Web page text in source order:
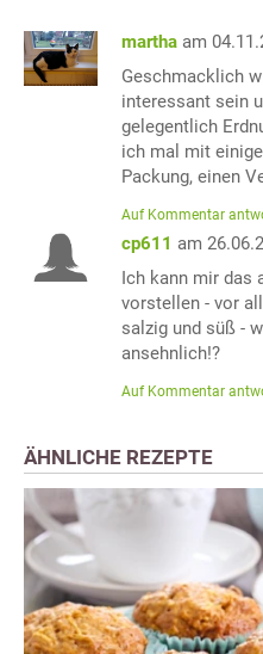
martha am
Geschmacklich
interessant sein
gelegentlich
ich mal mit
Packung, einen
Auf Kommentar
cp611 am
Ich kann mir das
vorstellen - vor
salzig und süß -
ansehnlich!?
Auf Kommentar
ÄHNLICHE REZEPTE